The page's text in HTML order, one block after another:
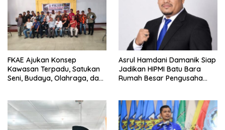
FKAE Ajukan Konsep
Kawasan Terpadu, Satukan
Seni, Budaya, Olahraga, dan
Asrul Hamdani Damanik Siap
Jadikan HIPMI Batu Bara
Rumah Besar Pengusaha